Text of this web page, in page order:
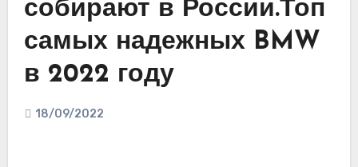
собирают в России.Топ
самых надежных BMW
в 2022 году
18/09/2022